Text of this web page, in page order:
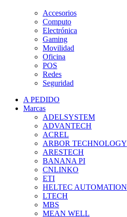
Accesorios
Computo
Electrónica
Gaming
Movilidad
Oficina
POS
Redes
Seguridad
A PEDIDO
Marcas
ADELSYSTEM
ADVANTECH
ACREL
ARBOR TECHNOLOGY
ARESTECH
BANANA PI
CNLINKO
ETI
HELTEC AUTOMATION
LTECH
MBS
MEAN WELL